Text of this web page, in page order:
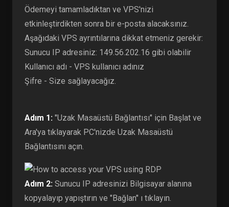
Ödemeyi tamamladıktan ve VPS'nizi
etkinleştirdikten sonra bir e-posta alacaksınız.
Aşağıdaki VPS ayrıntılarına dikkat etmeniz gerekir:
Sunucu IP adresiniz: 149.56.202.16 gibi olabilir
Kullanıcı adı - VPS kullanıcı adınız
Şifre - Size sağlayacağız.
Adım 1: "Uzak Masaüstü Bağlantısı" için Başlat ve
Ara'ya tıklayarak PC'nizde Uzak Masaüstü
Bağlantısını açın.
Adım 2: Sunucu IP adresinizi Bilgisayar alanına
kopyalayıp yapıştırın ve "Bağlan" ı tıklayın.